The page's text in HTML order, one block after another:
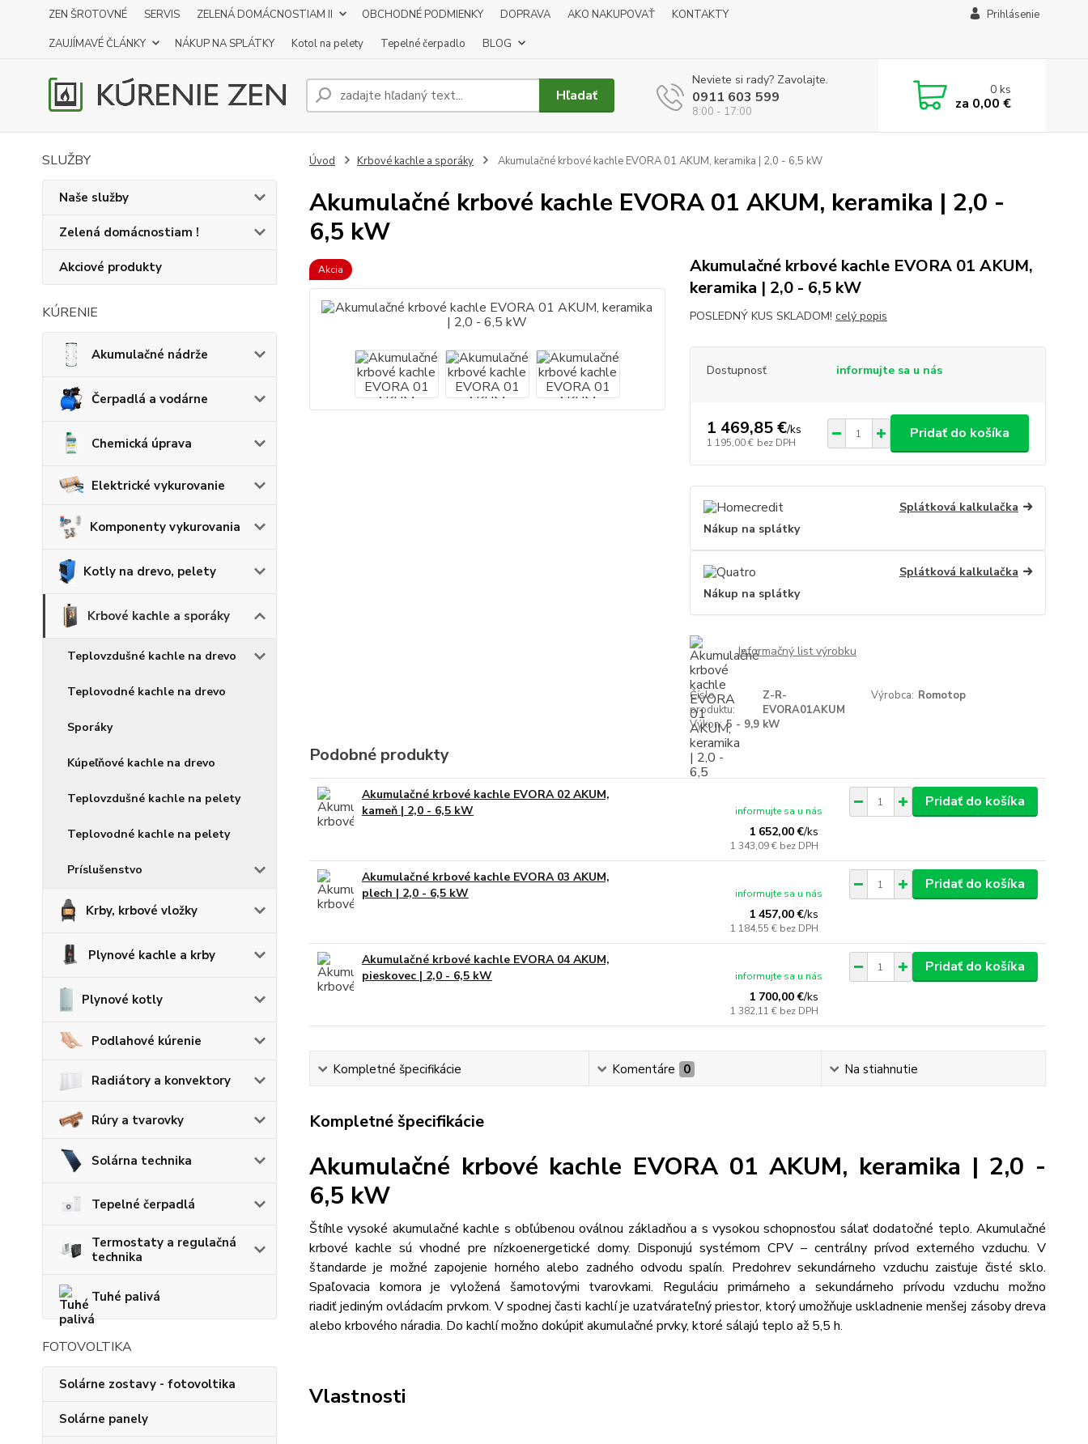
ZEN ŠROTOVNÉ SERVIS ZELENÁ DOMÁCNOSTIAM II OBCHODNÉ PODMIENKY DOPRAVA AKO NAKUPOVAŤ
KONTAKTY
ZAUJÍMAVÉ ČLÁNKY
NÁKUP NA SPLÁTKY Kotol na pelety Tepelné čerpadlo BLOG
Prihlásenie
Hľadať
Neviete si rady? Zavolajte.
0911 603 599
8:00 - 17:00
0ks
za 0,00 €
SLUŽBY
Naše služby
Zelená domácnostiam !
Akciové produkty
KÚRENIE
Akumulačné nádrže
Čerpadlá a vodárne
Chemická úprava
Elektrické vykurovanie
Komponenty vykurovania
Kotly na drevo, pelety
Krbové kachle a sporáky
Teplovzdušné kachle na drevo
Teplovodné kachle na drevo
Sporáky
Kúpeľňové kachle na drevo
Teplovzdušné kachle na pelety
Teplovodné kachle na pelety
Príslušenstvo
Krby, krbové vložky
Plynové kachle a krby
Plynové kotly
Podlahové kúrenie
Radiátory a konvektory
Rúry a tvarovky
Solárna technika
Tepelné čerpadlá
Termostaty a regulačná
technika
Tuhé palivá
FOTOVOLTIKA
Solárne zostavy - fotovoltika
Solárne panely
Úvod Krbové kachle a sporáky Akumulačné krbové kachle EVORA 01 AKUM, keramika | 2,0 - 6,5 kW
Akumulačné krbové kachle EVORA 01 AKUM, keramika | 2,0 -
6,5 kW
Akcia
Akumulačné krbové kachle EVORA 01 AKUM,
keramika | 2,0 - 6,5 kW
POSLEDNÝ KUS SKLADOM! celý popis
Dostupnosť informujte sa u nás
1 469,85 €/ks
1 195,00 € bez DPH
Pridať do košíka
Splátková kalkulačka
Nákup na splátky
Splátková kalkulačka
Nákup na splátky
Informačný list výrobku
Číslo
produktu:
Z-R-
EVORA01AKUM
Výrobca: Romotop
Výkon: 5 - 9,9 kW
Podobné produkty
Akumulačné krbové kachle EVORA 02 AKUM,
kameň | 2,0 - 6,5 kW
1 652,00 €/ks
1 343,09 € bez DPH
informujte sa u nás
Pridať do košíka
Akumulačné krbové kachle EVORA 03 AKUM,
plech | 2,0 - 6,5 kW
1 457,00 €/ks
1 184,55 € bez DPH
informujte sa u nás
Pridať do košíka
Akumulačné krbové kachle EVORA 04 AKUM,
pieskovec | 2,0 - 6,5 kW
1 700,00 €/ks
1 382,11 € bez DPH
informujte sa u nás
Pridať do košíka
Kompletné špecifikácie Komentáre 0 Na stiahnutie
Kompletné špecifikácie
Akumulačné krbové kachle EVORA 01 AKUM, keramika | 2,0 -
6,5 kW
Štíhle vysoké akumulačné kachle s obľúbenou oválnou základňou a s vysokou schopnosťou sálať dodatočné teplo. Akumulačné
krbové kachle sú vhodné pre nízkoenergetické domy. Disponujú systémom CPV – centrálny prívod externého vzduchu. V
štandarde je možné zapojenie horného alebo zadného odvodu spalín. Predohrev sekundárneho vzduchu zaisťuje čisté sklo.
Spaľovacia komora je vyložená šamotovými tvarovkami. Reguláciu primárneho a sekundárneho prívodu vzduchu možno
riadiť jediným ovládacím prvkom. V spodnej časti kachlí je uzatvárateľný priestor, ktorý umožňuje uskladnenie menšej zásoby dreva
alebo krbového náradia. Do kachlí možno dokúpiť akumulačné prvky, ktoré sálajú teplo až 5,5 h.
Vlastnosti